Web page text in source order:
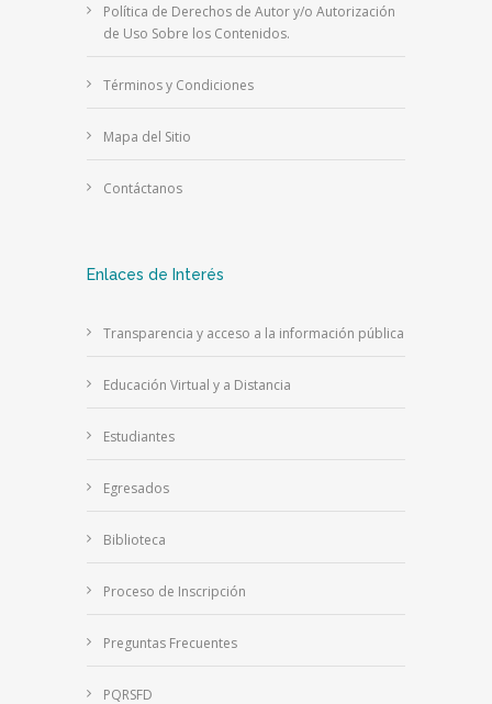
Política de Derechos de Autor y/o Autorización
de Uso Sobre los Contenidos.
Términos y Condiciones
Mapa del Sitio
Contáctanos
Enlaces de Interés
Transparencia y acceso a la información pública
Educación Virtual y a Distancia
Estudiantes
Egresados
Biblioteca
Proceso de Inscripción
Preguntas Frecuentes
PQRSFD